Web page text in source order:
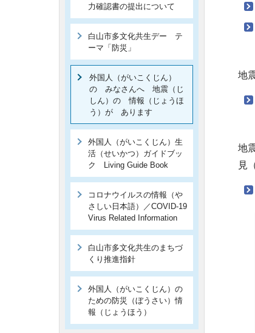
地
地
見
力確認書の提出について
白山市多文化共生デー テ
ーマ「防災」
外国人（がいこくじん）
の みなさんへ 地震（じ
しん）の 情報（じょうほ
う）が あります
外国人（がいこくじん）生
活（せいかつ）ガイドブッ
ク Living Guide Book
コロナウイルスの情報（や
さしい日本語）／COVID-19
Virus Related Information
白山市多文化共生のまちづ
くり推進指針
外国人（がいこくじん）の
ための防災（ぼうさい）情
報（じょうほう）